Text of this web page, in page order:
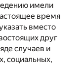
имели
время
вместо
друг
случаев и
социальных,